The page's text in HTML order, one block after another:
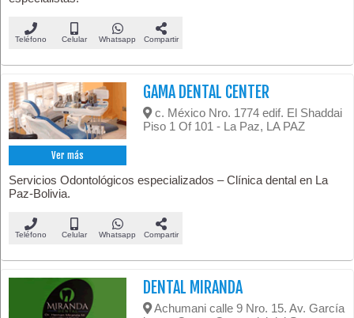
Teléfono Celular Whatsapp Compartir
Ver más
GAMA DENTAL CENTER
c. México Nro. 1774 edif. El Shaddai
Piso 1 Of 101 - La Paz, LA PAZ
Servicios Odontológicos especializados – Clínica dental en La
Paz-Bolivia.
Teléfono Celular Whatsapp Compartir
DENTAL MIRANDA
Achumani calle 9 Nro. 15. Av. García